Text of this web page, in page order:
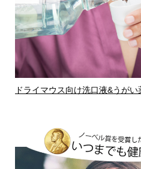
ドライマウス向け洗口液&うがい